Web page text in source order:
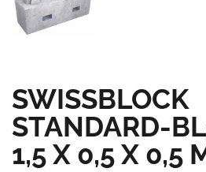
SWISSBLOCK
STANDARD-
1,5 X 0,5 X 0,5